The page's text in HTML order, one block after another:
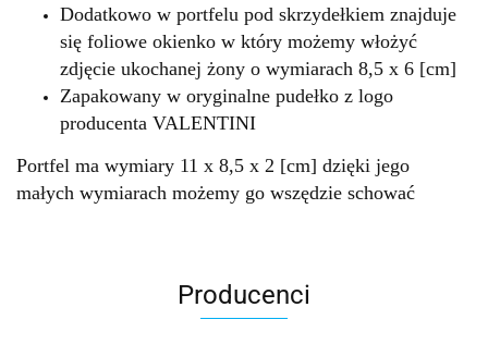
Dodatkowo w portfelu pod skrzydełkiem znajduje
się foliowe okienko w który możemy włożyć
zdjęcie ukochanej żony o wymiarach 8,5 x 6 [cm]
Zapakowany w oryginalne pudełko z logo
producenta VALENTINI
Portfel ma wymiary 11 x 8,5 x 2 [cm] dzięki jego
małych wymiarach możemy go wszędzie schować
Producenci